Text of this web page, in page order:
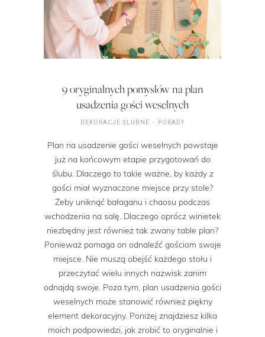
9 oryginalnych pomysłów na plan
usadzenia gości weselnych
DEKORACJE ŚLUBNE PORADY
Plan na usadzenie gości weselnych powstaje
już na końcowym etapie przygotowań do
ślubu. Dlaczego to takie ważne, by każdy z
gości miał wyznaczone miejsce przy stole?
Żeby uniknąć bałaganu i chaosu podczas
wchodzenia na salę. Dlaczego oprócz winietek
niezbędny jest również tak zwany table plan?
Ponieważ pomaga on odnaleźć gościom swoje
miejsce. Nie muszą obejść każdego stołu i
przeczytać wielu innych nazwisk zanim
odnajdą swoje. Poza tym, plan usadzenia gości
weselnych może stanowić również piękny
element dekoracyjny. Poniżej znajdziesz kilka
moich podpowiedzi, jak zrobić to oryginalnie i